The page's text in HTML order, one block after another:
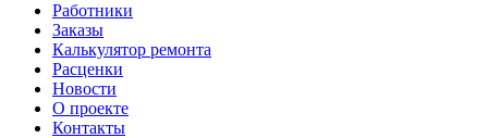
Работники
Заказы
Калькулятор ремонта
Расценки
Новости
О проекте
Контакты